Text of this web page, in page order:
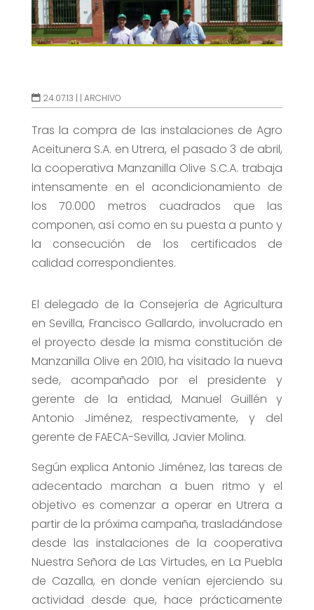
24.07.13 | | ARCHIVO
Tras la compra de las instalaciones de Agro
Aceitunera S.A. en Utrera, el pasado 3 de abril,
la cooperativa Manzanilla Olive S.C.A. trabaja
intensamente en el acondicionamiento de
los 70.000 metros cuadrados que las
componen, así como en su puesta a punto y
la consecución de los certificados de
calidad correspondientes.
El delegado de la Consejería de Agricultura
en Sevilla, Francisco Gallardo, involucrado en
el proyecto desde la misma constitución de
Manzanilla Olive en 2010, ha visitado la nueva
sede, acompañado por el presidente y
gerente de la entidad, Manuel Guillén y
Antonio Jiménez, respectivamente, y del
gerente de FAECA-Sevilla, Javier Molina.
Según explica Antonio Jiménez, las tareas de
adecentado marchan a buen ritmo y el
objetivo es comenzar a operar en Utrera a
partir de la próxima campaña, trasladándose
desde las instalaciones de la cooperativa
Nuestra Señora de Las Virtudes, en La Puebla
de Cazalla, en donde venían ejerciendo su
actividad desde que, hace prácticamente